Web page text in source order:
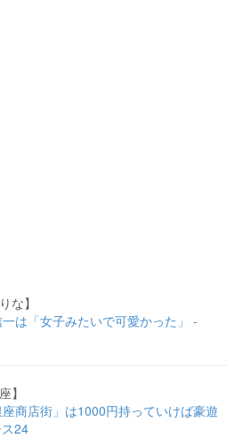
な】
は「女子みたいで可愛かった」 -
】
商店街」は1000円持っていけば豪遊
24